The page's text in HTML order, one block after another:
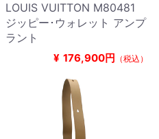
LOUIS VUITTON M80481
ジッピー･ウォレット アンプ
ラント
¥ 176,900円 （税込）